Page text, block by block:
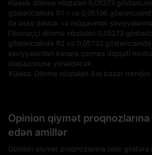
Klassik dönmə nöqtələri 0,05273
göstəricisində R1-i və 0,05196
da əsas dəstək və müqavimət
Fibonaççi dönmə nöqtələri 0,05273
göstəricisində R2 və 0,05133
səviyyələrdən kənara çıxmaq diqqəti
diapazonuna yönəldəcək.
Xülasə: Dönmə nöqtələri Alış bazar trendini
Opinion qiymət
edən amillər
Opinion qiymət proqnozlarına təsir göstərə